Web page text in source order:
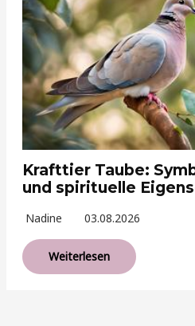
Krafttier Taube:
und spirituelle
Nadine 03.08.2026
Weiterlesen